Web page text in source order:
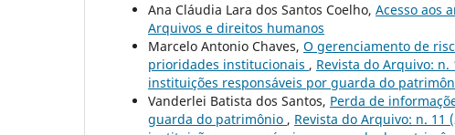
Ana Cláudia Lara dos Santos Coelho, Acesso aos
Arquivos e direitos humanos
Marcelo Antonio Chaves, O gerenciamento de
prioridades institucionais , Revista do Arquivo:
instituições responsáveis por guarda do
Vanderlei Batista dos Santos, Perda de
guarda do patrimônio , Revista do Arquivo: n. 11